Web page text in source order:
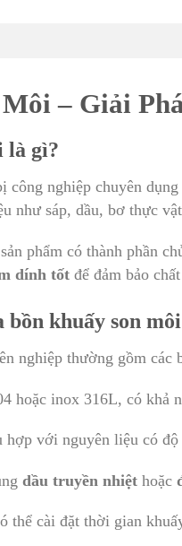
– Giải
là gì?
công nghiệp chuyên
như sáp, dầu, bơ thực
phẩm có thành phần
dính tốt để đảm bảo
bồn khuấy son môi
nghiệp thường gồm các
hoặc inox 316L, có khả
với nguyên liệu có độ
dầu truyền nhiệthoặc
thể cài đặt thời gian